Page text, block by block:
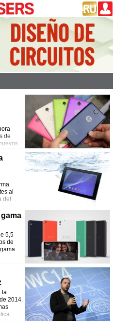
de
al
del
gama
5,5
de
la
2014.